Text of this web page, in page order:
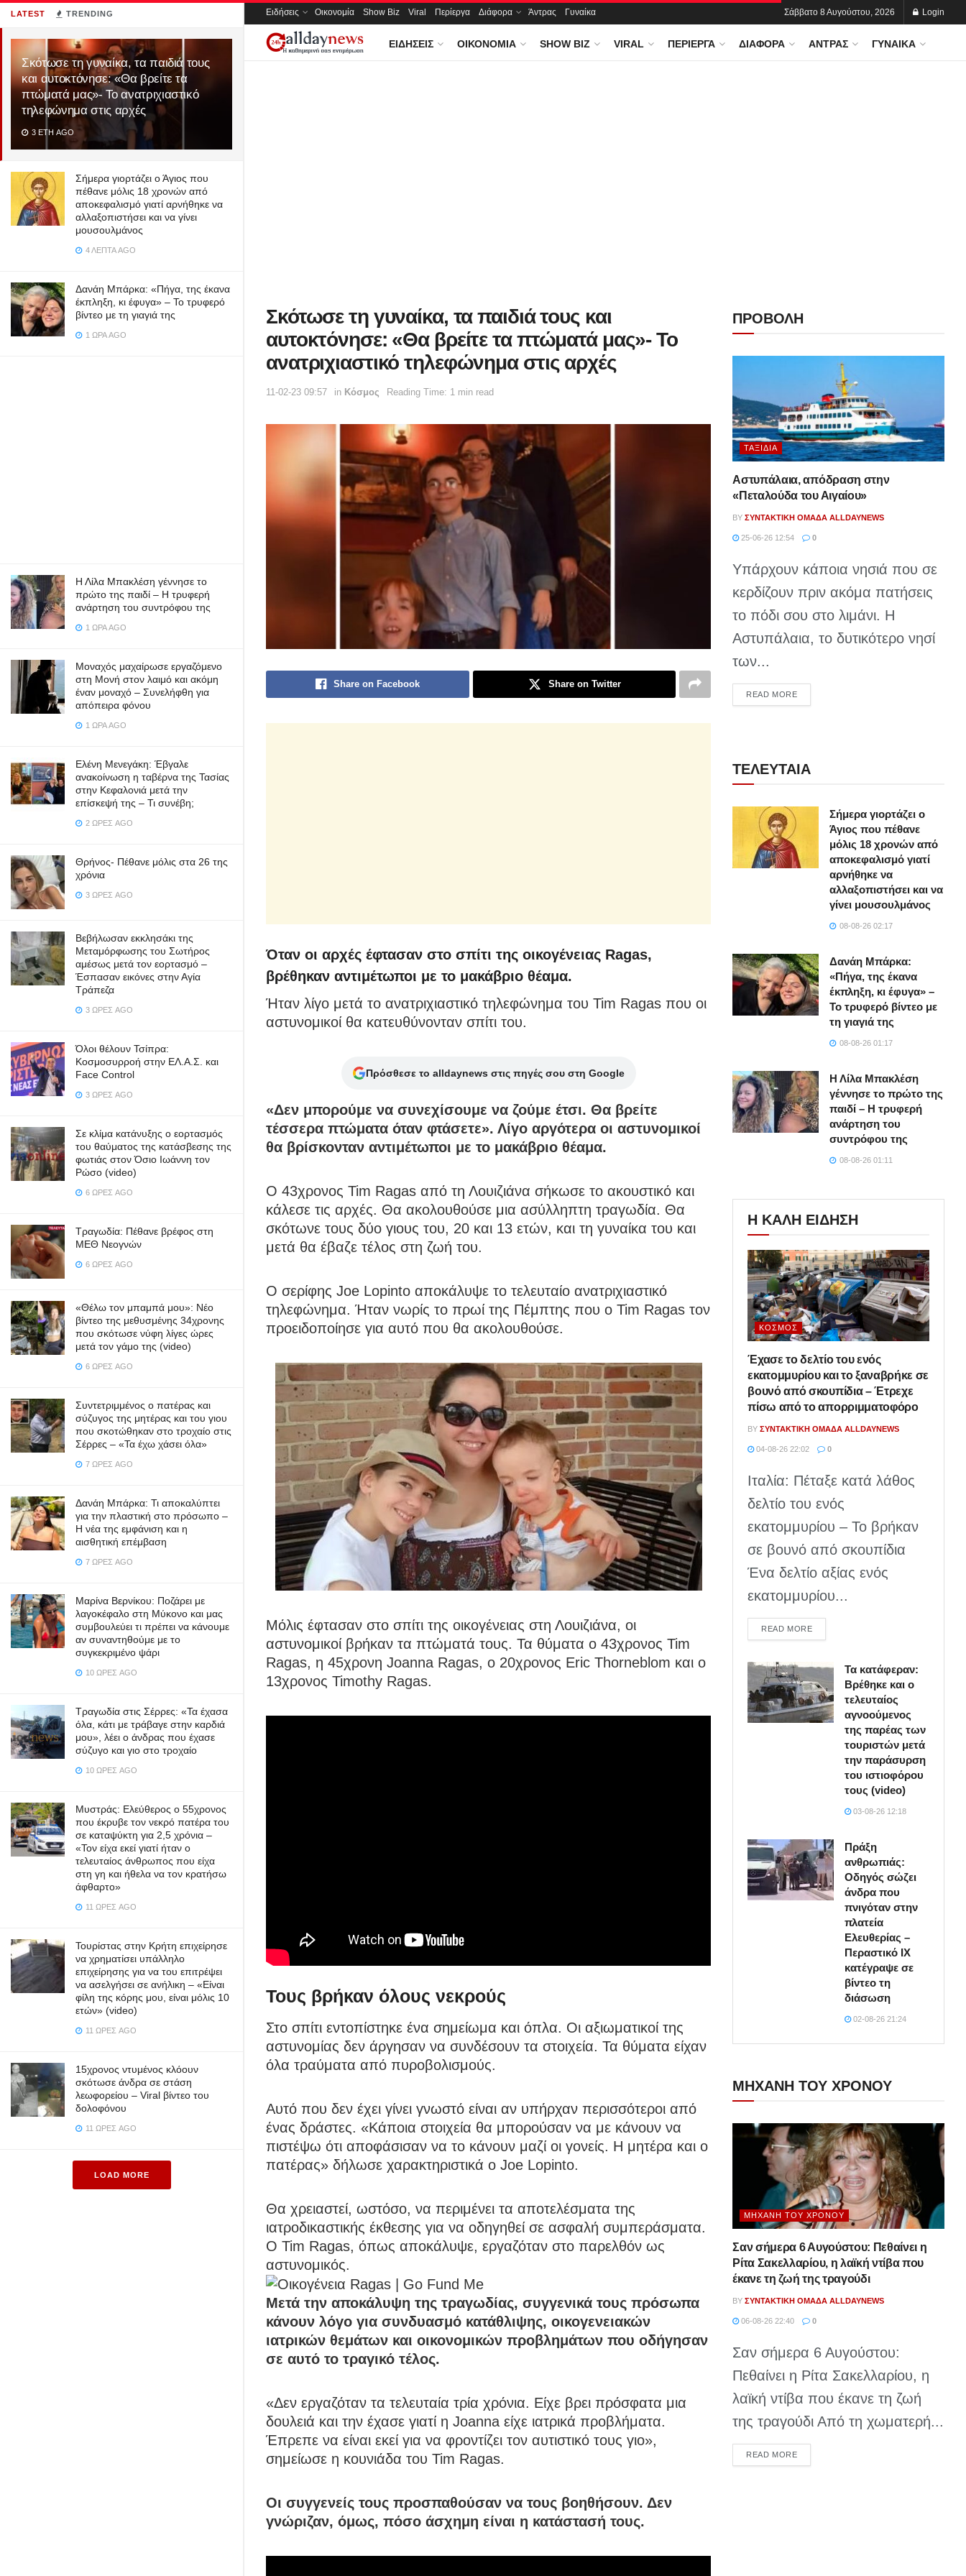
LATEST TRENDING
Σκότωσε τη γυναίκα, τα παιδιά τους
και αυτοκτόνησε: «Θα βρείτε τα
πτώματά μας»- Το ανατριχιαστικό
τηλεφώνημα στις αρχές
3 ΈΤΗ AGO
Σήμερα γιορτάζει ο Άγιος που
πέθανε μόλις 18 χρονών από
αποκεφαλισμό γιατί αρνήθηκε να
αλλαξοπιστήσει και να γίνει
μουσουλμάνος
4 ΛΕΠΤΆ AGO
Δανάη Μπάρκα: «Πήγα, της έκανα
έκπληξη, κι έφυγα» – Το τρυφερό
βίντεο με τη γιαγιά της
1 ΏΡΑ AGO
Η Λίλα Μπακλέση γέννησε το
πρώτο της παιδί – Η τρυφερή
ανάρτηση του συντρόφου της
1 ΏΡΑ AGO
Μοναχός μαχαίρωσε εργαζόμενο
στη Μονή στον λαιμό και ακόμη
έναν μοναχό – Συνελήφθη για
απόπειρα φόνου
1 ΏΡΑ AGO
Ελένη Μενεγάκη: Έβγαλε
ανακοίνωση η ταβέρνα της Τασίας
στην Κεφαλονιά μετά την
επίσκεψή της – Τι συνέβη;
2 ΏΡΕΣ AGO
Θρήνος- Πέθανε μόλις στα 26 της
χρόνια
3 ΏΡΕΣ AGO
Βεβήλωσαν εκκλησάκι της
Μεταμόρφωσης του Σωτήρος
αμέσως μετά τον εορτασμό –
Έσπασαν εικόνες στην Αγία
Τράπεζα
3 ΏΡΕΣ AGO
Όλοι θέλουν Τσίπρα:
Κοσμοσυρροή στην ΕΛ.Α.Σ. και
Face Control
3 ΏΡΕΣ AGO
Σε κλίμα κατάνυξης ο εορτασμός
του θαύματος της κατάσβεσης της
φωτιάς στον Όσιο Ιωάννη τον
Ρώσο (video)
6 ΏΡΕΣ AGO
Τραγωδία: Πέθανε βρέφος στη
ΜΕΘ Νεογνών
6 ΏΡΕΣ AGO
«Θέλω τον μπαμπά μου»: Νέο
βίντεο της μεθυσμένης 34χρονης
που σκότωσε νύφη λίγες ώρες
μετά τον γάμο της (video)
6 ΏΡΕΣ AGO
Συντετριμμένος ο πατέρας και
σύζυγος της μητέρας και του γιου
που σκοτώθηκαν στο τροχαίο στις
Σέρρες – «Τα έχω χάσει όλα»
7 ΏΡΕΣ AGO
Δανάη Μπάρκα: Τι αποκαλύπτει
για την πλαστική στο πρόσωπο –
Η νέα της εμφάνιση και η
αισθητική επέμβαση
7 ΏΡΕΣ AGO
Μαρίνα Βερνίκου: Ποζάρει με
λαγοκέφαλο στη Μύκονο και μας
συμβουλεύει τι πρέπει να κάνουμε
αν συναντηθούμε με το
συγκεκριμένο ψάρι
10 ΏΡΕΣ AGO
Τραγωδία στις Σέρρες: «Τα έχασα
όλα, κάτι με τράβαγε στην καρδιά
μου», λέει ο άνδρας που έχασε
σύζυγο και γιο στο τροχαίο
10 ΏΡΕΣ AGO
Μυστράς: Ελεύθερος ο 55χρονος
που έκρυβε τον νεκρό πατέρα του
σε καταψύκτη για 2,5 χρόνια –
«Τον είχα εκεί γιατί ήταν ο
τελευταίος άνθρωπος που είχα
στη γη και ήθελα να τον κρατήσω
άφθαρτο»
11 ΏΡΕΣ AGO
Τουρίστας στην Κρήτη επιχείρησε
να χρηματίσει υπάλληλο
επιχείρησης για να του επιτρέψει
να ασελγήσει σε ανήλικη – «Είναι
φίλη της κόρης μου, είναι μόλις 10
ετών» (video)
11 ΏΡΕΣ AGO
15χρονος ντυμένος κλόουν
σκότωσε άνδρα σε στάση
λεωφορείου – Viral βίντεο του
δολοφόνου
11 ΏΡΕΣ AGO
LOAD MORE
Ειδήσεις Οικονομία Show Biz Viral Περίεργα Διάφορα Άντρας Γυναίκα Σάββατο 8 Αυγούστου, 2026 Login
ΕΙΔΉΣΕΙΣ ΟΙΚΟΝΟΜΊΑ SHOW BIZ VIRAL ΠΕΡΊΕΡΓΑ ΔΙΆΦΟΡΑ ΆΝΤΡΑΣ ΓΥΝΑΊΚΑ
Σκότωσε τη γυναίκα, τα παιδιά τους και
αυτοκτόνησε: «Θα βρείτε τα πτώματά μας»- Το
ανατριχιαστικό τηλεφώνημα στις αρχές
11-02-23 09:57 in Κόσμος Reading Time: 1 min read
Share on Facebook Share on Twitter
Όταν οι αρχές έφτασαν στο σπίτι της οικογένειας Ragas,
βρέθηκαν αντιμέτωποι με το μακάβριο θέαμα.
Ήταν λίγο μετά το ανατριχιαστικό τηλεφώνημα του Tim Ragas που οι
αστυνομικοί θα κατευθύνονταν σπίτι του.
Πρόσθεσε το alldaynews στις πηγές σου στη Google
«Δεν μπορούμε να συνεχίσουμε να ζούμε έτσι. Θα βρείτε
τέσσερα πτώματα όταν φτάσετε». Λίγο αργότερα οι αστυνομικοί
θα βρίσκονταν αντιμέτωποι με το μακάβριο θέαμα.
Ο 43χρονος Tim Ragas από τη Λουιζιάνα σήκωσε το ακουστικό και
κάλεσε τις αρχές. Θα ακολουθούσε μια ασύλληπτη τραγωδία. Θα
σκότωνε τους δύο γιους του, 20 και 13 ετών, και τη γυναίκα του και
μετά θα έβαζε τέλος στη ζωή του.
Ο σερίφης Joe Lopinto αποκάλυψε το τελευταίο ανατριχιαστικό
τηλεφώνημα. Ήταν νωρίς το πρωί της Πέμπτης που ο Tim Ragas τον
προειδοποίησε για αυτό που θα ακολουθούσε.
Μόλις έφτασαν στο σπίτι της οικογένειας στη Λουιζιάνα, οι
αστυνομικοί βρήκαν τα πτώματά τους. Τα θύματα ο 43χρονος Tim
Ragas, η 45χρονη Joanna Ragas, ο 20χρονος Eric Thorneblom και ο
13χρονος Timothy Ragas.
Τους βρήκαν όλους νεκρούς
Στο σπίτι εντοπίστηκε ένα σημείωμα και όπλα. Οι αξιωματικοί της
αστυνομίας δεν άργησαν να συνδέσουν τα στοιχεία. Τα θύματα είχαν
όλα τραύματα από πυροβολισμούς.
Αυτό που δεν έχει γίνει γνωστό είναι αν υπήρχαν περισσότεροι από
ένας δράστες. «Κάποια στοιχεία θα μπορούσαν να με κάνουν να
πιστέψω ότι αποφάσισαν να το κάνουν μαζί οι γονείς. Η μητέρα και ο
πατέρας» δήλωσε χαρακτηριστικά ο Joe Lopinto.
Θα χρειαστεί, ωστόσο, να περιμένει τα αποτελέσματα της
ιατροδικαστικής έκθεσης για να οδηγηθεί σε ασφαλή συμπεράσματα.
Ο Tim Ragas, όπως αποκάλυψε, εργαζόταν στο παρελθόν ως
αστυνομικός.
Μετά την αποκάλυψη της τραγωδίας, συγγενικά τους πρόσωπα
κάνουν λόγο για συνδυασμό κατάθλιψης, οικογενειακών
ιατρικών θεμάτων και οικονομικών προβλημάτων που οδήγησαν
σε αυτό το τραγικό τέλος.
«Δεν εργαζόταν τα τελευταία τρία χρόνια. Είχε βρει πρόσφατα μια
δουλειά και την έχασε γιατί η Joanna είχε ιατρικά προβλήματα.
Έπρεπε να είναι εκεί για να φροντίζει τον αυτιστικό τους γιο»,
σημείωσε η κουνιάδα του Tim Ragas.
Οι συγγενείς τους προσπαθούσαν να τους βοηθήσουν. Δεν
γνώριζαν, όμως, πόσο άσχημη είναι η κατάστασή τους.
ΠΡΟΒΟΛΗ
ΤΑΞΊΔΙΑ
Αστυπάλαια, απόδραση στην
«Πεταλούδα του Αιγαίου»
BY ΣΥΝΤΑΚΤΙΚΉ ΟΜΆΔΑ ALLDAYNEWS
25-06-26 12:54 0
Υπάρχουν κάποια νησιά που σε
κερδίζουν πριν ακόμα πατήσεις
το πόδι σου στο λιμάνι. Η
Αστυπάλαια, το δυτικότερο νησί
των...
READ MOREDETAILS
ΤΕΛΕΥΤΑΙΑ
Σήμερα γιορτάζει ο
Άγιος που πέθανε
μόλις 18 χρονών από
αποκεφαλισμό γιατί
αρνήθηκε να
αλλαξοπιστήσει και να
γίνει μουσουλμάνος
08-08-26 02:17
Δανάη Μπάρκα:
«Πήγα, της έκανα
έκπληξη, κι έφυγα» –
Το τρυφερό βίντεο με
τη γιαγιά της
08-08-26 01:17
Η Λίλα Μπακλέση
γέννησε το πρώτο της
παιδί – Η τρυφερή
ανάρτηση του
συντρόφου της
08-08-26 01:11
Η ΚΑΛΗ ΕΙΔΗΣΗ
ΚΌΣΜΟΣ
Έχασε το δελτίο του ενός
εκατομμυρίου και το ξαναβρήκε σε
βουνό από σκουπίδια – Έτρεχε
πίσω από το απορριμματοφόρο
BY ΣΥΝΤΑΚΤΙΚΉ ΟΜΆΔΑ ALLDAYNEWS
04-08-26 22:02 0
Ιταλία: Πέταξε κατά λάθος
δελτίο του ενός
εκατομμυρίου – Το βρήκαν
σε βουνό από σκουπίδια
Ένα δελτίο αξίας ενός
εκατομμυρίου...
READ MOREDETAILS
Τα κατάφεραν:
Βρέθηκε και ο
τελευταίος
αγνοούμενος
της παρέας των
τουριστών μετά
την παράσυρση
του ιστιοφόρου
τους (video)
03-08-26 12:18
Πράξη
ανθρωπιάς:
Οδηγός σώζει
άνδρα που
πνιγόταν στην
πλατεία
Ελευθερίας –
Περαστικό ΙΧ
κατέγραψε σε
βίντεο τη
διάσωση
02-08-26 21:24
ΜΗΧΑΝΗ ΤΟΥ ΧΡΟΝΟΥ
ΜΗΧΑΝΉ ΤΟΥ ΧΡΌΝΟΥ
Σαν σήμερα 6 Αυγούστου: Πεθαίνει η
Ρίτα Σακελλαρίου, η λαϊκή ντίβα που
έκανε τη ζωή της τραγούδι
BY ΣΥΝΤΑΚΤΙΚΉ ΟΜΆΔΑ ALLDAYNEWS
06-08-26 22:40 0
Σαν σήμερα 6 Αυγούστου:
Πεθαίνει η Ρίτα Σακελλαρίου, η
λαϊκή ντίβα που έκανε τη ζωή
της τραγούδι Από τη χωματερή...
READ MOREDETAILS